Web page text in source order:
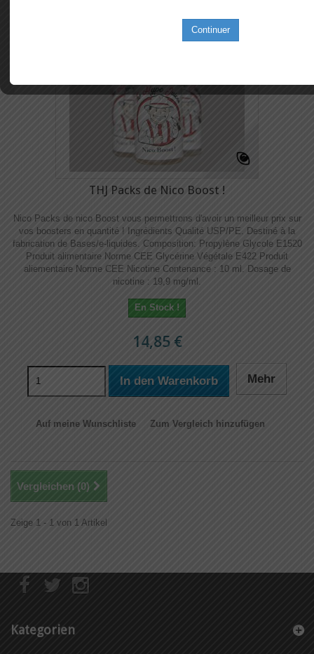
THJ Packs de Nico Boost !
Nico Packs de nico Boost vous permettrons d'avoir un meilleur prix sur
vos boosters en quantité ! Ingrédients Qualité USP/PE. Destiné à la
fabrication de Bases/e-liquides. Composition: Propylène Glycole E1520
Produit alimentaire Norme CEE Glycérine Végétale E422 Produit
aliementaire Norme CEE Nicotine Contenance : 10 ml. Dosage de
nicotine : 19,9 mg/ml.
En Stock !
14,85 €
In den Warenkorb Mehr
Auf meine Wunschliste Zum Vergleich hinzufügen
Vergleichen (0)
Zeige 1 - 1 von 1 Artikel
Kategorien
Continuer